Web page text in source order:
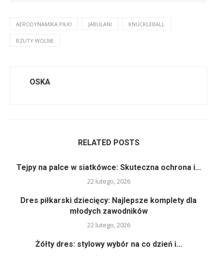
AERODYNAMIKA PIŁKI JABULANI KNUCKLEBALL
RZUTY WOLNE
OSKA
RELATED POSTS
Tejpy na palce w siatkówce: Skuteczna ochrona i...
22 lutego, 2026
Dres piłkarski dziecięcy: Najlepsze komplety dla
młodych zawodników
22 lutego, 2026
Żółty dres: stylowy wybór na co dzień i...